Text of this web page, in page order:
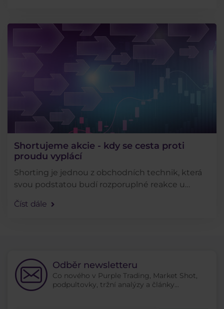
Shortujeme akcie - kdy se cesta proti
proudu vyplácí
Shorting je jednou z obchodních technik, která
svou podstatou budí rozporuplné reakce u
potenciál. Pojďte se s námi podívat na 3
Číst dále
Odběr newsletteru
Co nového v Purple Trading, Market Shot,
podpultovky, tržní analýzy a články...